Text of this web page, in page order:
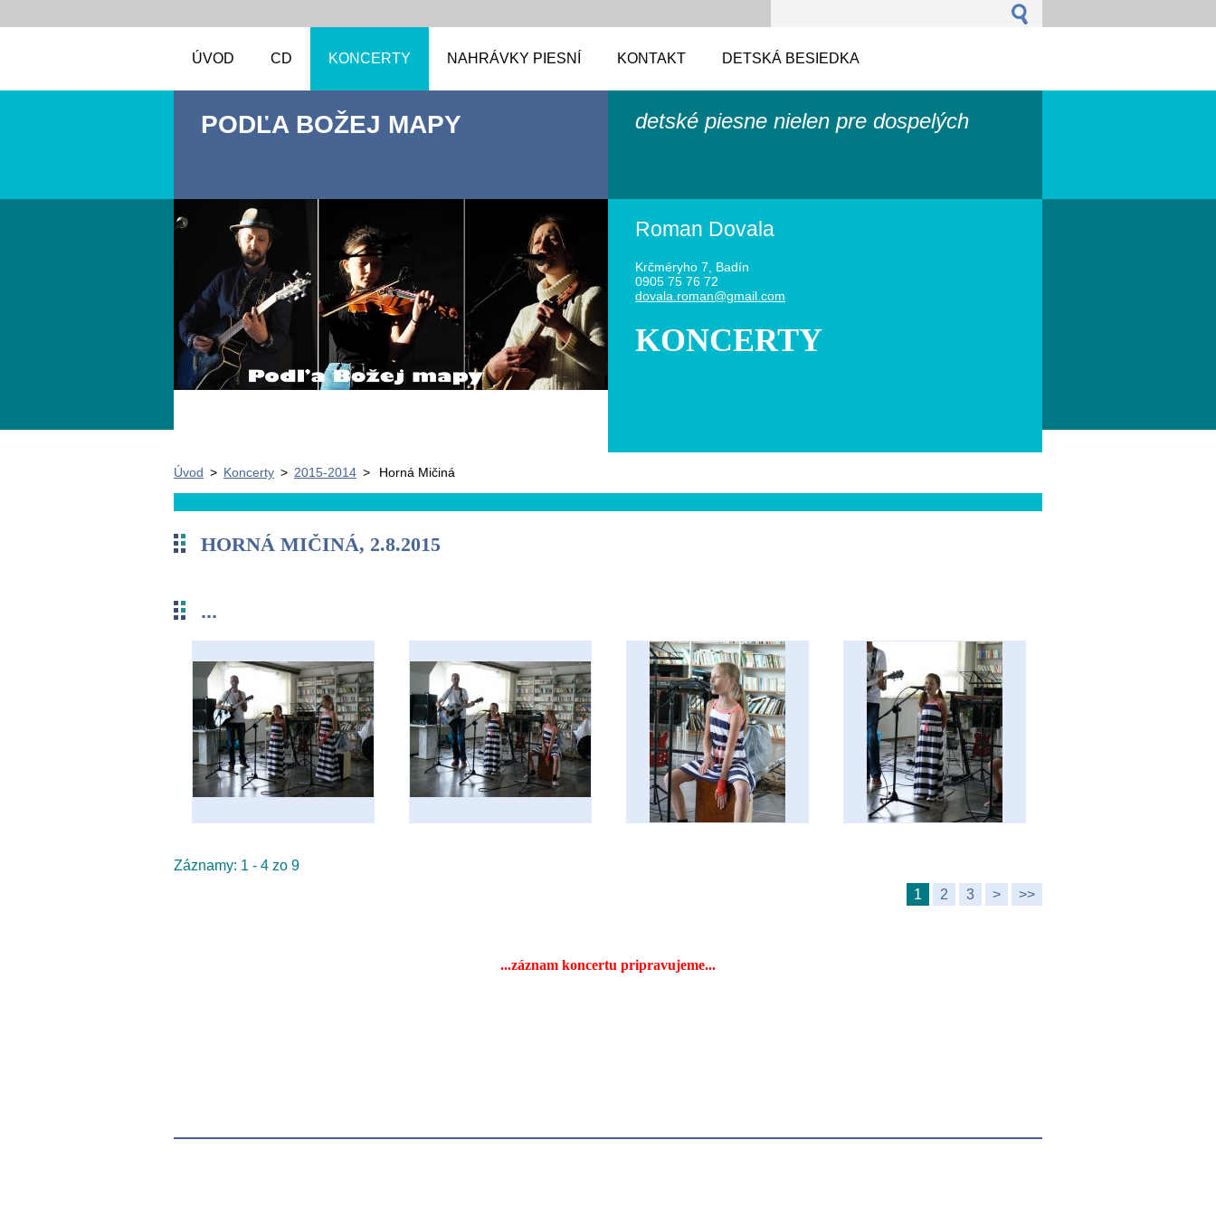
ÚVOD CD KONCERTY NAHRÁVKY PIESNÍ KONTAKT DETSKÁ BESIEDKA
PODĽA BOŽEJ MAPY detské piesne nielen pre dospelých
Roman Dovala
Krčméryho 7, Badín
0905 75 76 72
dovala.roman@gmail.com
KONCERTY
Úvod > Koncerty > 2015-2014 > Horná Mičiná
HORNÁ MIČINÁ, 2.8.2015
...
Záznamy: 1 - 4 zo 9
1
2 3 > >>
...záznam koncertu pripravujeme...